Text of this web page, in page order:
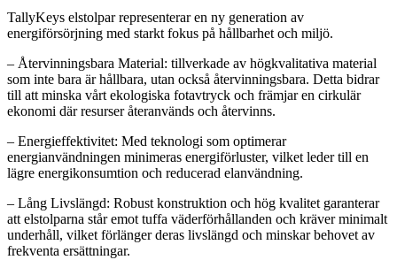
TallyKeys elstolpar representerar en ny generation av
energiförsörjning med starkt fokus på hållbarhet och miljö.
– Återvinningsbara Material: tillverkade av högkvalitativa material
som inte bara är hållbara, utan också återvinningsbara. Detta bidrar
till att minska vårt ekologiska fotavtryck och främjar en cirkulär
ekonomi där resurser återanvänds och återvinns.
– Energieffektivitet: Med teknologi som optimerar
energianvändningen minimeras energiförluster, vilket leder till en
lägre energikonsumtion och reducerad elanvändning.
– Lång Livslängd: Robust konstruktion och hög kvalitet garanterar
att elstolparna står emot tuffa väderförhållanden och kräver minimalt
underhåll, vilket förlänger deras livslängd och minskar behovet av
frekventa ersättningar.